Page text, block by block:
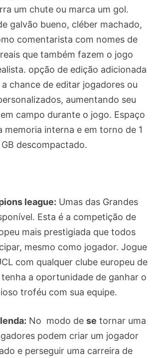
um chute ou marca um gol.
galvão bueno, cléber machado,
comentarista com nomes de
que também fazem o jogo
opção de edição adicionada
chance de editar jogadores ou
aumentando seu
campo durante o jogo. Espaço
memoria interna e em torno de 1
GB descompactado.
league: Umas das Grandes
Esta é a competição de
mais prestigiada que todos
mesmo como jogador. Jogue
com qualquer clube europeu de
tenha a oportunidade de ganhar o
troféu com sua equipe.
No modo de se tornar uma
podem criar um jogador
e perseguir uma carreira de